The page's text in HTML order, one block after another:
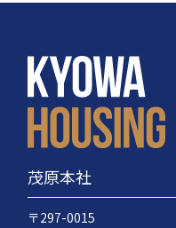
茂原本社
〒297-0015